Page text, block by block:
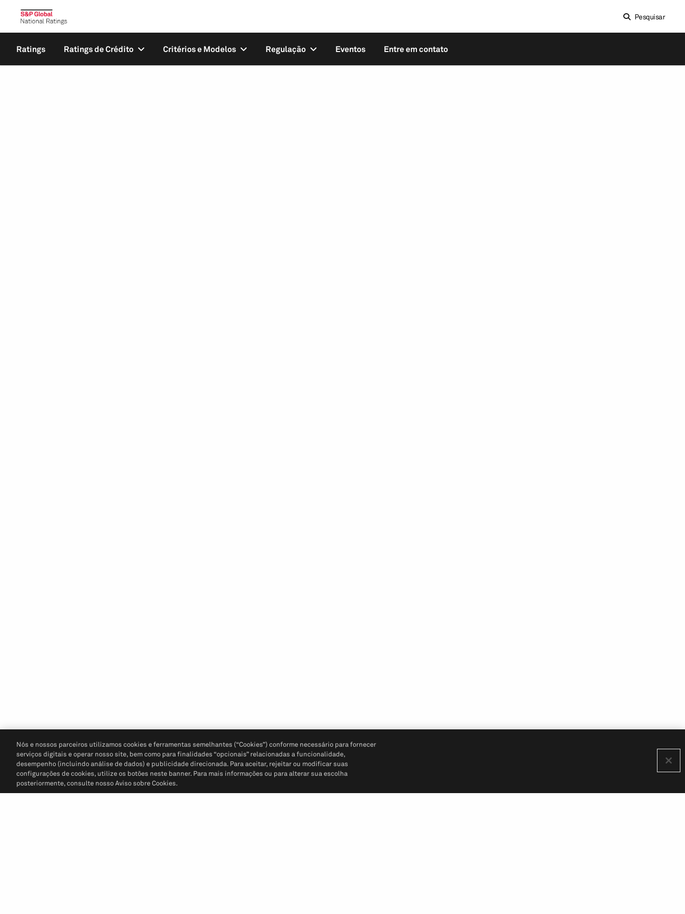
Pesquisar
Ratings Ratings de Crédito Critérios e Modelos Regulação Eventos Entre em contato
Nós e nossos parceiros utilizamos cookies e ferramentas semelhantes (“Cookies”) conforme necessário para fornecer
serviços digitais e operar nosso site, bem como para finalidades “opcionais” relacionadas a funcionalidade,
desempenho (incluindo análise de dados) e publicidade direcionada. Para aceitar, rejeitar ou modificar suas
configurações de cookies, utilize os botões neste banner. Para mais informações ou para alterar sua escolha
posteriormente, consulte nosso Aviso sobre Cookies.